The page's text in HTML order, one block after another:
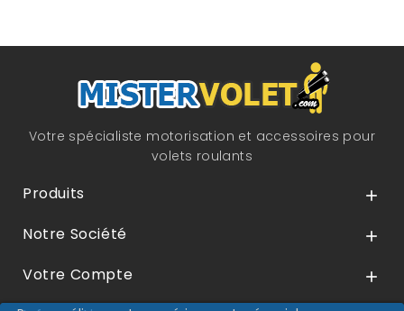
Votre spécialiste motorisation et accessoires pour
volets roulants
Produits 
Notre Société 
Votre Compte 